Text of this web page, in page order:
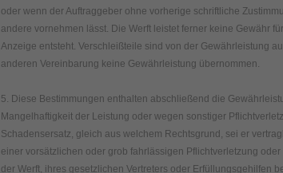
oder wenn der Auftraggeber ohne vorherige schriftliche
andere vornehmen lässt. Die Werft leistet ferner keine Gewähr
Anzeige entsteht. Verschleißteile sind von der Gewährleistung
anderen Vereinbarung keine Gewährleistung übernommen.
5. Diese Bestimmungen enthalten abschließend die
Mangelhaftigkeit der Leistung oder wegen sonstiger
Schadensersatz, gleich aus welchem Rechtsgrund, sei er
einer vorsätzlichen oder grob fahrlässigen Pflichtverletzung
der Werft, ihres gesetzlichen Vertreters oder Erfüllungsgehilfen